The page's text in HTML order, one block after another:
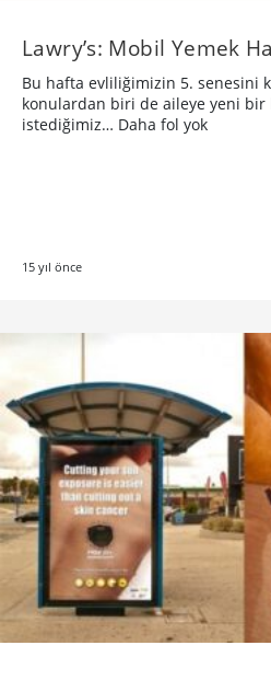
Lawry’s: Mobil Yemek
Bu hafta evliliğimizin 5. senesini
konulardan biri de aileye yeni bir
istediğimiz… Daha fol yok
15 yıl önce